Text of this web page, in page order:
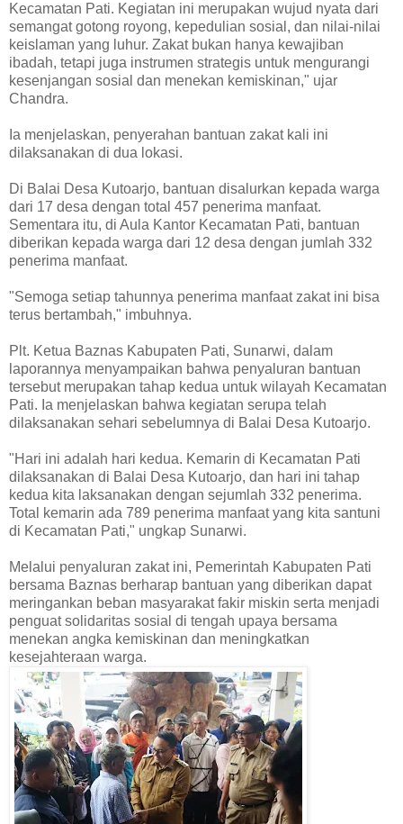
Kecamatan Pati. Kegiatan ini merupakan wujud nyata dari
semangat gotong royong, kepedulian sosial, dan nilai-nilai
keislaman yang luhur. Zakat bukan hanya kewajiban
ibadah, tetapi juga instrumen strategis untuk mengurangi
kesenjangan sosial dan menekan kemiskinan," ujar
Chandra.
Ia menjelaskan, penyerahan bantuan zakat kali ini
dilaksanakan di dua lokasi.
Di Balai Desa Kutoarjo, bantuan disalurkan kepada warga
dari 17 desa dengan total 457 penerima manfaat.
Sementara itu, di Aula Kantor Kecamatan Pati, bantuan
diberikan kepada warga dari 12 desa dengan jumlah 332
penerima manfaat.
"Semoga setiap tahunnya penerima manfaat zakat ini bisa
terus bertambah," imbuhnya.
Plt. Ketua Baznas Kabupaten Pati, Sunarwi, dalam
laporannya menyampaikan bahwa penyaluran bantuan
tersebut merupakan tahap kedua untuk wilayah Kecamatan
Pati. Ia menjelaskan bahwa kegiatan serupa telah
dilaksanakan sehari sebelumnya di Balai Desa Kutoarjo.
"Hari ini adalah hari kedua. Kemarin di Kecamatan Pati
dilaksanakan di Balai Desa Kutoarjo, dan hari ini tahap
kedua kita laksanakan dengan sejumlah 332 penerima.
Total kemarin ada 789 penerima manfaat yang kita santuni
di Kecamatan Pati," ungkap Sunarwi.
Melalui penyaluran zakat ini, Pemerintah Kabupaten Pati
bersama Baznas berharap bantuan yang diberikan dapat
meringankan beban masyarakat fakir miskin serta menjadi
penguat solidaritas sosial di tengah upaya bersama
menekan angka kemiskinan dan meningkatkan
kesejahteraan warga.